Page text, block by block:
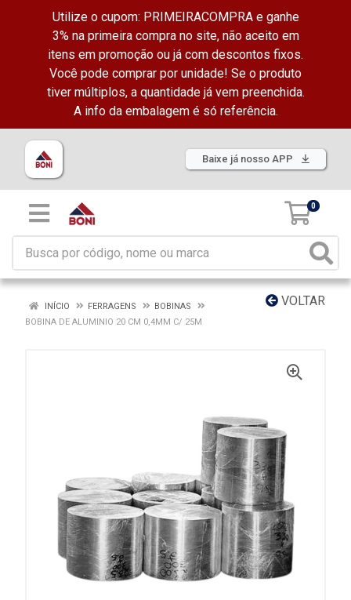
Utilize o cupom: PRIMEIRACOMPRA e ganhe
3% na primeira compra no site, não aceito em
itens em promoção ou já com descontos fixos.
Você pode comprar por unidade! Se o produto
tiver múltiplos, a quantidade já vem preenchida.
A info da embalagem é só referência.
Baixe já nosso APP
0
VOLTAR
INÍCIO FERRAGENS
BOBINAS
BOBINA DE ALUMINIO 20 CM 0,4MM C/ 25M